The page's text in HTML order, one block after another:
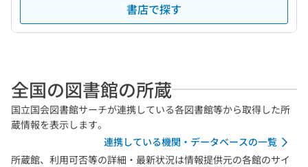
書店で探す
全国の図書館の所蔵
国立国会図書館サーチが連携している各図書館等から取得した所
蔵情報を表示します。
連携している機関・データベースの一覧
所蔵館、利用可否等の詳細・最新状況は情報提供元の各館のサイ